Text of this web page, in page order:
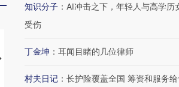
【推广】走进第四届链博
有意思的生活方式·第三对
知识分子 ： AI冲击之下，年轻人与高学历
受伤
丁金坤 ： 耳闻目睹的几位律师
村夫日记 ： 长护险覆盖全国 筹资和服务